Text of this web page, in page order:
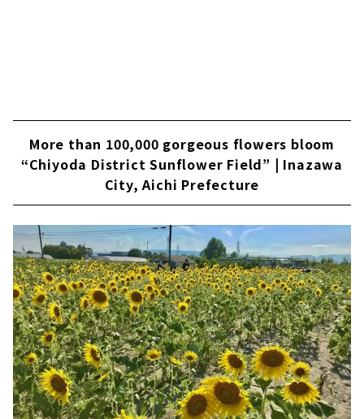
More than 100,000 gorgeous flowers bloom
“Chiyoda District Sunflower Field” | Inazawa
City, Aichi Prefecture